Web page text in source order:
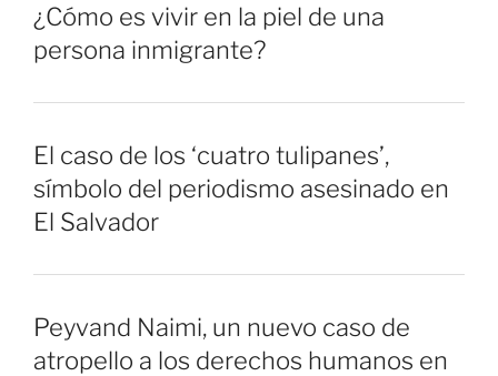
¿Cómo es vivir en la piel de una
persona inmigrante?
El caso de los ‘cuatro tulipanes’,
símbolo del periodismo asesinado en
El Salvador
Peyvand Naimi, un nuevo caso de
atropello a los derechos humanos en